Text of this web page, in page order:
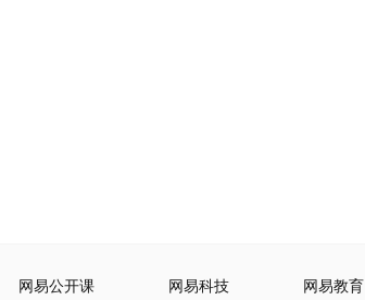
网易公开课 网易科技 网易教育